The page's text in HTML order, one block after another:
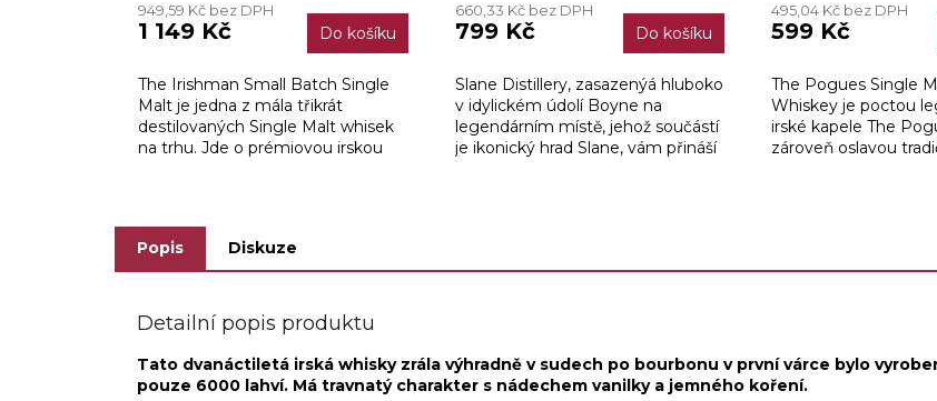
949,59 Kč bez DPH
1 149 Kč Do košíku
The Irishman Small Batch Single
Malt je jedna z mála třikrát
destilovaných Single Malt whisek
na trhu. Jde o prémiovou irskou
660,33 Kč bez DPH
799 Kč Do košíku
Slane Distillery, zasazenýá hluboko
v idylickém údolí Boyne na
legendárním místě, jehož součástí
je ikonický hrad Slane, vám přináší
495,04 Kč bez DPH
599 Kč
The Pogues Single
Whiskey je poctou
irské kapele The
zároveň oslavou
Popis Diskuze
Detailní popis produktu
Tato dvanáctiletá irská whisky zrála výhradně v sudech po bourbonu v první várce bylo
pouze 6000 lahví. Má travnatý charakter s nádechem vanilky a jemného koření.